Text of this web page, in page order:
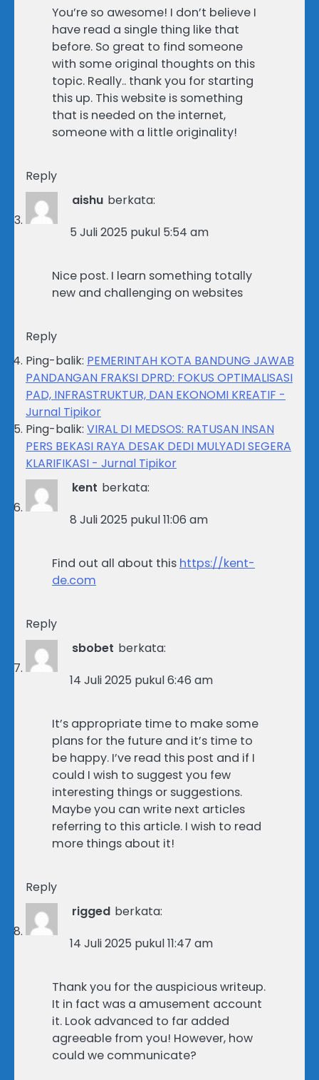
You’re so awesome! I don’t believe I
have read a single thing like that
before. So great to find someone
with some original thoughts on this
topic. Really.. thank you for starting
this up. This website is something
that is needed on the internet,
someone with a little originality!
Reply
aishu berkata:
5 Juli 2025 pukul 5:54 am
Nice post. I learn something totally
new and challenging on websites
Reply
Ping-balik: PEMERINTAH KOTA BANDUNG JAWAB
PANDANGAN FRAKSI DPRD: FOKUS OPTIMALISASI
PAD, INFRASTRUKTUR, DAN EKONOMI KREATIF -
Jurnal Tipikor
Ping-balik: VIRAL DI MEDSOS: RATUSAN INSAN
PERS BEKASI RAYA DESAK DEDI MULYADI SEGERA
KLARIFIKASI - Jurnal Tipikor
kent berkata:
8 Juli 2025 pukul 11:06 am
Find out all about this https://kent-
de.com
Reply
sbobet berkata:
14 Juli 2025 pukul 6:46 am
It’s appropriate time to make some
plans for the future and it’s time to
be happy. I’ve read this post and if I
could I wish to suggest you few
interesting things or suggestions.
Maybe you can write next articles
referring to this article. I wish to read
more things about it!
Reply
rigged berkata:
14 Juli 2025 pukul 11:47 am
Thank you for the auspicious writeup.
It in fact was a amusement account
it. Look advanced to far added
agreeable from you! However, how
could we communicate?